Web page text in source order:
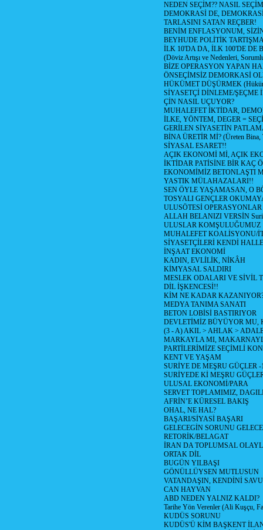
NEDEN SEÇİM?? NASIL
DEMOKRASİ DE,
TARLASINI SATAN REÇBER!
BENİM ENFLASYONUM,
BEYHUDE POLİTİK
İLK 10'DA DA, İLK 100'DE DE
(Döviz Artışı ve Nedenleri,
BİZE OPERASYON YAPAN
ÖNSEÇİMSİZ DEMORKASİ
HÜKÜMET DÜŞÜRMEK
SİYASETÇİ DİNLEME/ŞEÇME
ÇİN NASIL UÇUYOR?
MUHALEFET İKTİDAR,
İLKE, YÖNTEM, DEGER =
GERİLEN SİYASETİN
BİNA ÜRETİR Mİ? (Üreten Bina,
SİYASAL ESARET!!
AÇIK EKONOMİ Mİ, AÇIK
İKTİDAR PATİSİNE BİR KAÇ
EKONOMİMİZ BETONLAŞTI
YASTIK MÜLAHAZALARI!!
SEN ÖYLE YAŞAMASAN, O
TOSYALI GENÇLER
ULUSÖTESİ OPERASYONLAR
ALLAH BELANIZI VERSİN
ULUSLAR KOMŞULUĞUMUZ
MUHALEFET KOALİSYONU/
SİYASETÇİLERİ KENDİ
İNŞAAT EKONOMİ
KADIN, EVLİLİK, NİKÂH
KİMYASAL SALDIRI
MESLEK ODALARI VE SİVİL
DİL İŞKENCESİ!!
KİM NE KADAR
MEDYA TANIMA SANATI
BETON LOBİSİ BASTIRIYOR
DEVLETİMİZ BÜYÜYOR MU,
(3 - A) AKIL > AHLAK >
MARKAYLA MI,
PARTİLERİMİZE SEÇİMLİ
KENT VE YAŞAM
SURİYE DE MEŞRU GÜÇLER -
SURİYEDE Kİ MEŞRU
ULUSAL EKONOMİ/PARA
SERVET TOPLAMIMIZ,
AFRİN’E KÜRESEL BAKIŞ
OHAL, NE HAL?
BAŞARI/SİYASİ BAŞARI
GELECEGİN SORUNU
RETORİK/BELAGAT
İRAN DA TOPLUMSAL
ORTAK DİL
BUGÜN YILBAŞI
GÖNÜLLÜYSEN MUTLUSUN
VATANDAŞIN, KENDİNİ
CAN HAYVAN
ABD NEDEN YALNIZ KALDI?
Tarihe Yön Verenler (Ali Kuşçu,
KUDÜS SORUNU
KUDÜS'Ü KİM BAŞKENT